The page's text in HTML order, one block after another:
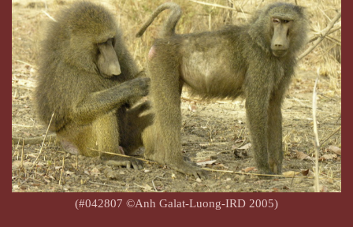
(#042807 ©Anh Galat-Luong-IRD 2005)